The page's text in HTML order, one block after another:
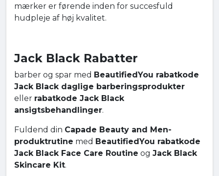
mærker er førende inden for succesfuld
hudpleje af høj kvalitet.
Jack Black Rabatter
barber og spar med BeautifiedYou rabatkode
Jack Black daglige barberingsprodukter
eller rabatkode Jack Black
ansigtsbehandlinger.
Fuldend din Capade Beauty and Men-
produktrutine med BeautifiedYou rabatkode
Jack Black Face Care Routine og Jack Black
Skincare Kit.